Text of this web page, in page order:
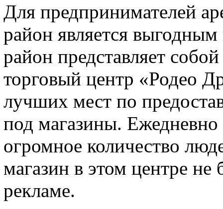
Для предпринимателей
район является
район представляет
торговый центр «Родео
лучших мест по
под магазины.
огромное количество
магазин в этом центре не
рекламе.